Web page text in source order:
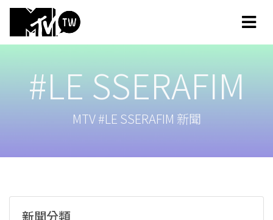
#LE SSERAFIM
MTV #LE SSERAFIM 新聞
新聞分類